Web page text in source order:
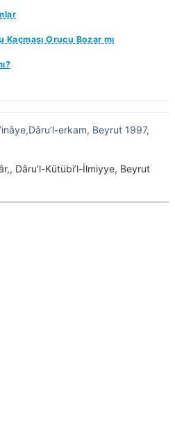
Orucu Bozar mı
erkam, Beyrut 1997,
Dâru’l-Kütübi’l-İlmiyye, Beyrut